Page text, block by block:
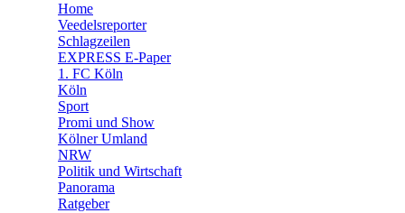
Home
Veedelsreporter
Schlagzeilen
EXPRESS E-Paper
1. FC Köln
Köln
Sport
Promi und Show
Kölner Umland
NRW
Politik und Wirtschaft
Panorama
Ratgeber